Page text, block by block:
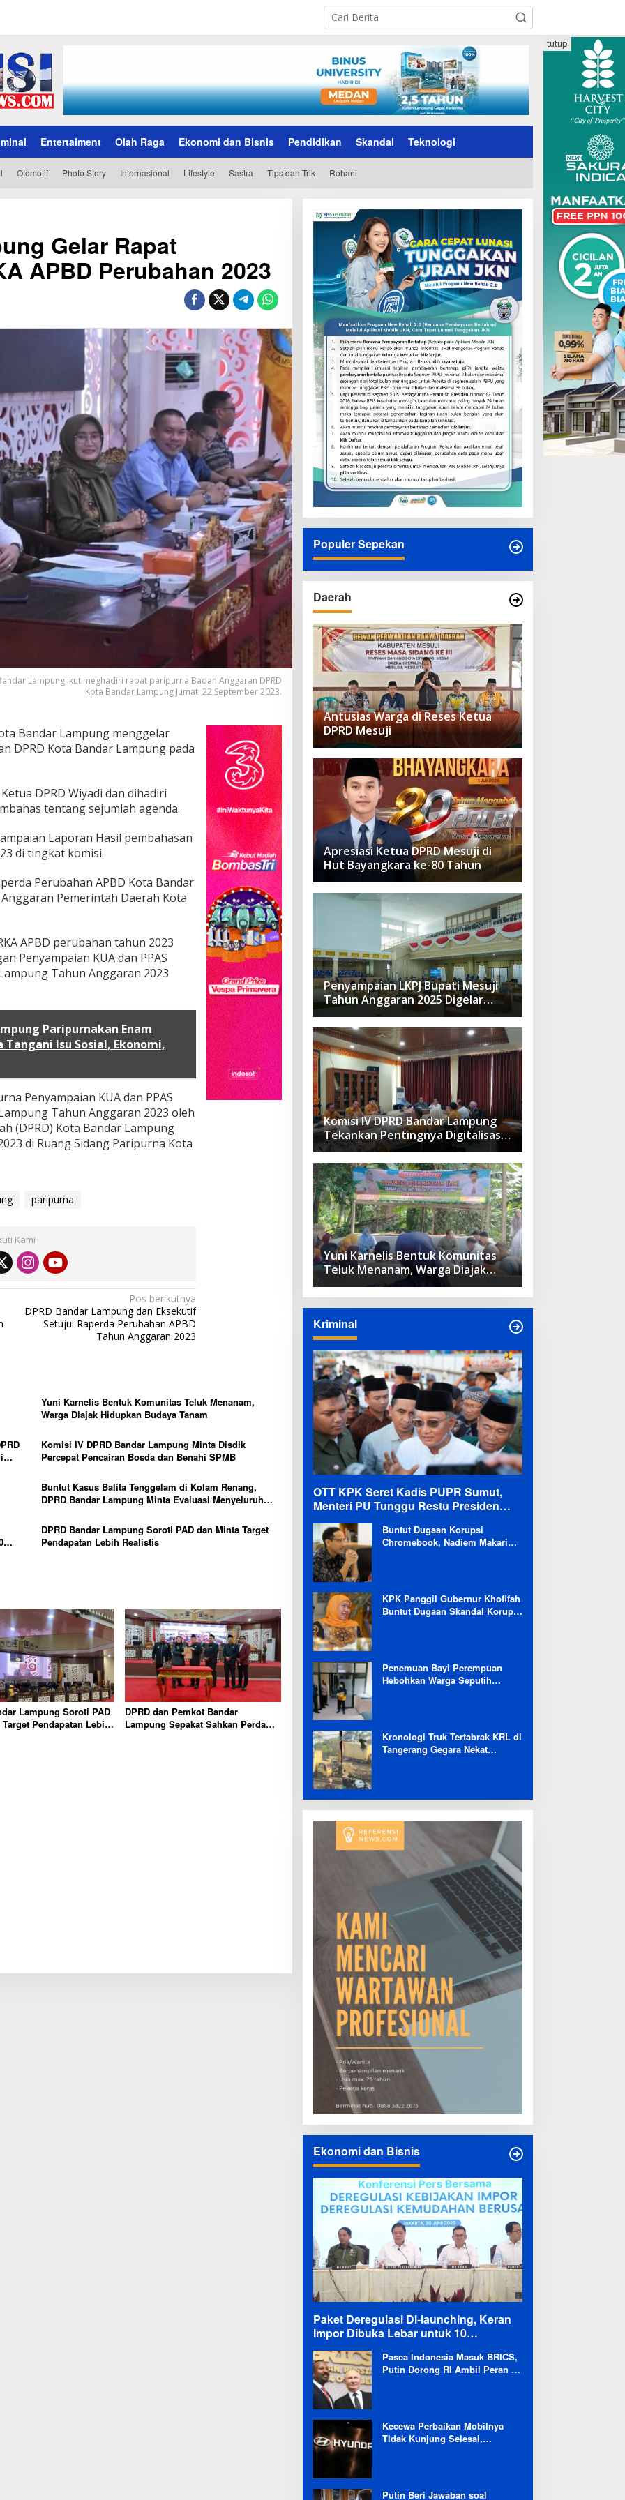
Entertaiment Olah Raga Ekonomi dan Bisnis Pendidikan Skandal Teknologi
Otomotif Photo Story Internasional Lifestyle Sastra Tips dan Trik Rohani
tutup
Gelar Rapat
APBD Perubahan 2023
Lampung ikut meghadiri rapat paripurna Badan Anggaran DPRD
Kota Bandar Lampung Jumat, 22 September 2023.
Bandar Lampung menggelar
DPRD Kota Bandar Lampung pada
DPRD Wiyadi dan dihadiri
tentang sejumlah agenda.
Laporan Hasil pembahasan
di tingkat komisi.
Perubahan APBD Kota Bandar
Pemerintah Daerah Kota
APBD perubahan tahun 2023
Penyampaian KUA dan PPAS
Tahun Anggaran 2023
Paripurnakan Enam
Isu Sosial, Ekonomi,
Penyampaian KUA dan PPAS
Tahun Anggaran 2023 oleh
(DPRD) Kota Bandar Lampung
di Ruang Sidang Paripurna Kota
paripurna
Kami
Pos berikutnya
DPRD Bandar Lampung dan Eksekutif
Setujui Raperda Perubahan APBD
Tahun Anggaran 2023
Yuni Karnelis Bentuk Komunitas Teluk Menanam,
Warga Diajak Hidupkan Budaya Tanam
Komisi IV DPRD Bandar Lampung Minta Disdik
Percepat Pencairan Bosda dan Benahi SPMB
Buntut Kasus Balita Tenggelam di Kolam Renang,
DPRD Bandar Lampung Minta Evaluasi Menyeluruh
DPRD Bandar Lampung Soroti PAD dan Minta Target
Pendapatan Lebih Realistis
Lampung Soroti PAD
Pendapatan Lebih
DPRD dan Pemkot Bandar
Lampung Sepakat Sahkan Perda
Populer Sepekan
Daerah
Antusias Warga di Reses Ketua
DPRD Mesuji
Apresiasi Ketua DPRD Mesuji di
Hut Bayangkara ke-80 Tahun
Penyampaian LKPJ Bupati Mesuji
Tahun Anggaran 2025 Digelar
dalam Rapat Paripurna DPRD
Komisi IV DPRD Bandar Lampung
Tekankan Pentingnya Digitalisasi
Sekolah Dasar
Yuni Karnelis Bentuk Komunitas
Teluk Menanam, Warga Diajak
Hidupkan Budaya Tanam
Kriminal
OTT KPK Seret Kadis PUPR Sumut,
Menteri PU Tunggu Restu Presiden
Terkait Kemungkinan Evaluasi Besar
Buntut Dugaan Korupsi
Chromebook, Nadiem Makarim
KPK Panggil Gubernur Khofifah
Buntut Dugaan Skandal Korupsi
Penemuan Bayi Perempuan
Hebohkan Warga Seputih
Kronologi Truk Tertabrak KRL di
Tangerang Gegara Nekat
Ekonomi dan Bisnis
Paket Deregulasi Di-launching, Keran
Impor Dibuka Lebar untuk 10
Komoditas
Pasca Indonesia Masuk BRICS,
Putin Dorong RI Ambil Peran di
Kecewa Perbaikan Mobilnya
Tidak Kunjung Selesai,
Putin Beri Jawaban soal